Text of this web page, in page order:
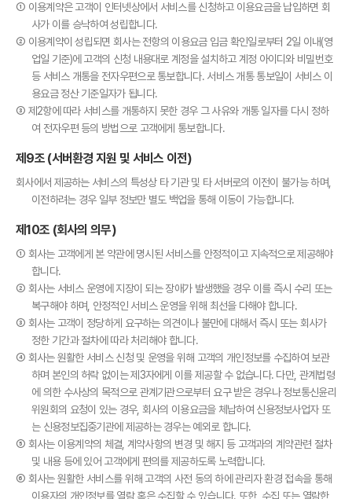
① 이용계약은 고객이 인터넷상에서 서비스를 신청하고 이용요금을 납입하면 회
사가 이를 승낙하여 성립합니다.
② 이용계약이 성립되면 회사는 전항의 이용요금 입금 확인일로부터 2일 이내(영
업일 기준)에 고객의 신청 내용대로 계정을 설치하고 계정 아이디와 비밀번호
등 서비스 개통을 전자우편으로 통보합니다. 서비스 개통 통보일이 서비스 이
용요금 정산 기준일자가 됩니다.
③ 제2항에 따라 서비스를 개통하지 못한 경우 그 사유와 개통 일자를 다시 정하
여 전자우편 등의 방법으로 고객에게 통보합니다.
제9조 (서버환경 지원 및 서비스 이전)
회사에서 제공하는 서비스의 특성상 타 기관 및 타 서버로의 이전이 불가능 하며,
이전하려는 경우 일부 정보만 별도 백업을 통해 이동이 가능합니다.
제10조 (회사의 의무)
① 회사는 고객에게 본 약관에 명시된 서비스를 안정적이고 지속적으로 제공해야
합니다.
② 회사는 서비스 운영에 지장이 되는 장애가 발생했을 경우 이를 즉시 수리 또는
복구해야 하며, 안정적인 서비스 운영을 위해 최선을 다해야 합니다.
③ 회사는 고객이 정당하게 요구하는 의견이나 불만에 대해서 즉시 또는 회사가
정한 기간과 절차에 따라 처리해야 합니다.
④ 회사는 원활한 서비스 신청 및 운영을 위해 고객의 개인정보를 수집하여 보관
하며 본인의 허락 없이는 제3자에게 이를 제공할 수 없습니다. 다만, 관계법령
에 의한 수사상의 목적으로 관계기관으로부터 요구 받은 경우나 정보통신윤리
위원회의 요청이 있는 경우, 회사의 이용요금을 체납하여 신용정보사업자 또
는 신용정보집중기관에 제공하는 경우는 예외로 합니다.
⑤ 회사는 이용계약의 체결, 계약사항의 변경 및 해지 등 고객과의 계약관련 절차
및 내용 등에 있어 고객에게 편의를 제공하도록 노력합니다.
⑥ 회사는 원활한 서비스를 위해 고객의 사전 동의 하에 관리자 환경 접속을 통해
이용자의 개인정보를 열람 혹은 수집할 수 있습니다. 또한, 수집 또는 열람한